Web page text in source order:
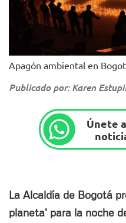
Apagón ambiental en
Publicado por: Karen
Únete
La Alcaldía de Bogotá
planeta' para la noche